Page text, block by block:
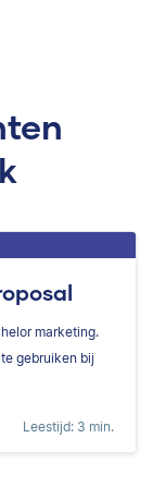
marketing.
gebruiken bij
Leestijd: 3 min.